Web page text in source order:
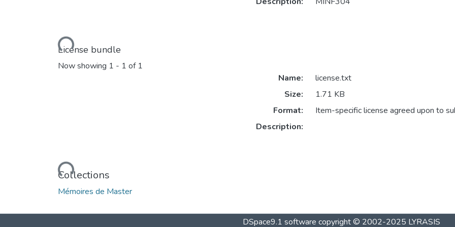
Loading...
License bundle
Now showing 1 - 1 of 1
Loading...
Name:
license.txt
Size:
1.71 KB
Format:
Item-specific license agreed upon to
Description:
Collections
Mémoires de Master
DSpace9.1 software copyright © 2002-2025 LYRASIS